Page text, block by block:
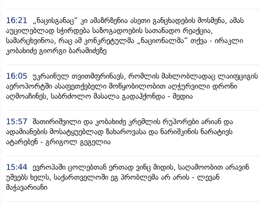
16:21
„ნაცისგანაც“ კი ამაზრზენია ასეთი განცხადების მოსმენა, ამას
აუცილებლად სჭირდება საზოგადოების სათანადო რეაქცია,
სამარცხვინოა, რაც ამ კონკრეტულმა „ნაციონალმა“ თქვა - ირაკლი
კობახიძე გიორგი ბარამიძეზე
16:05 უკრაინულ თვითმფრინავს, რომლის მახლობლადაც ლაიფციგის
აეროპორტში ასაფეთქებელი მოწყობილობით აღჭურვილი დრონი
აღმოაჩინეს, საბრძოლო მასალა გადაჰქონდა - მედია
15:57 შათირიშვილი და კობახიძე კრემლის რუპორები არიან და
ადამიანების მოსატყუებლად ზახაროვასა და ნარიშკინის ნარატივს
ატარებენ - გრიგოლ გეგელია
15:44 ევროპაში ცოლებთან ერთად ვინც მიდის, საღამოობით არავინ
უშვებს ხელს, საქართველოში ეგ პრობლემა არ არის - ლევან
მაჭავარიანი